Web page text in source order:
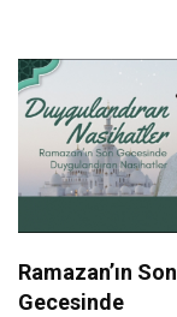
Ramazan’ın Son
Gecesinde